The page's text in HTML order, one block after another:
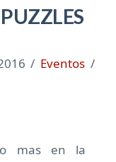
Eventos
mas en la